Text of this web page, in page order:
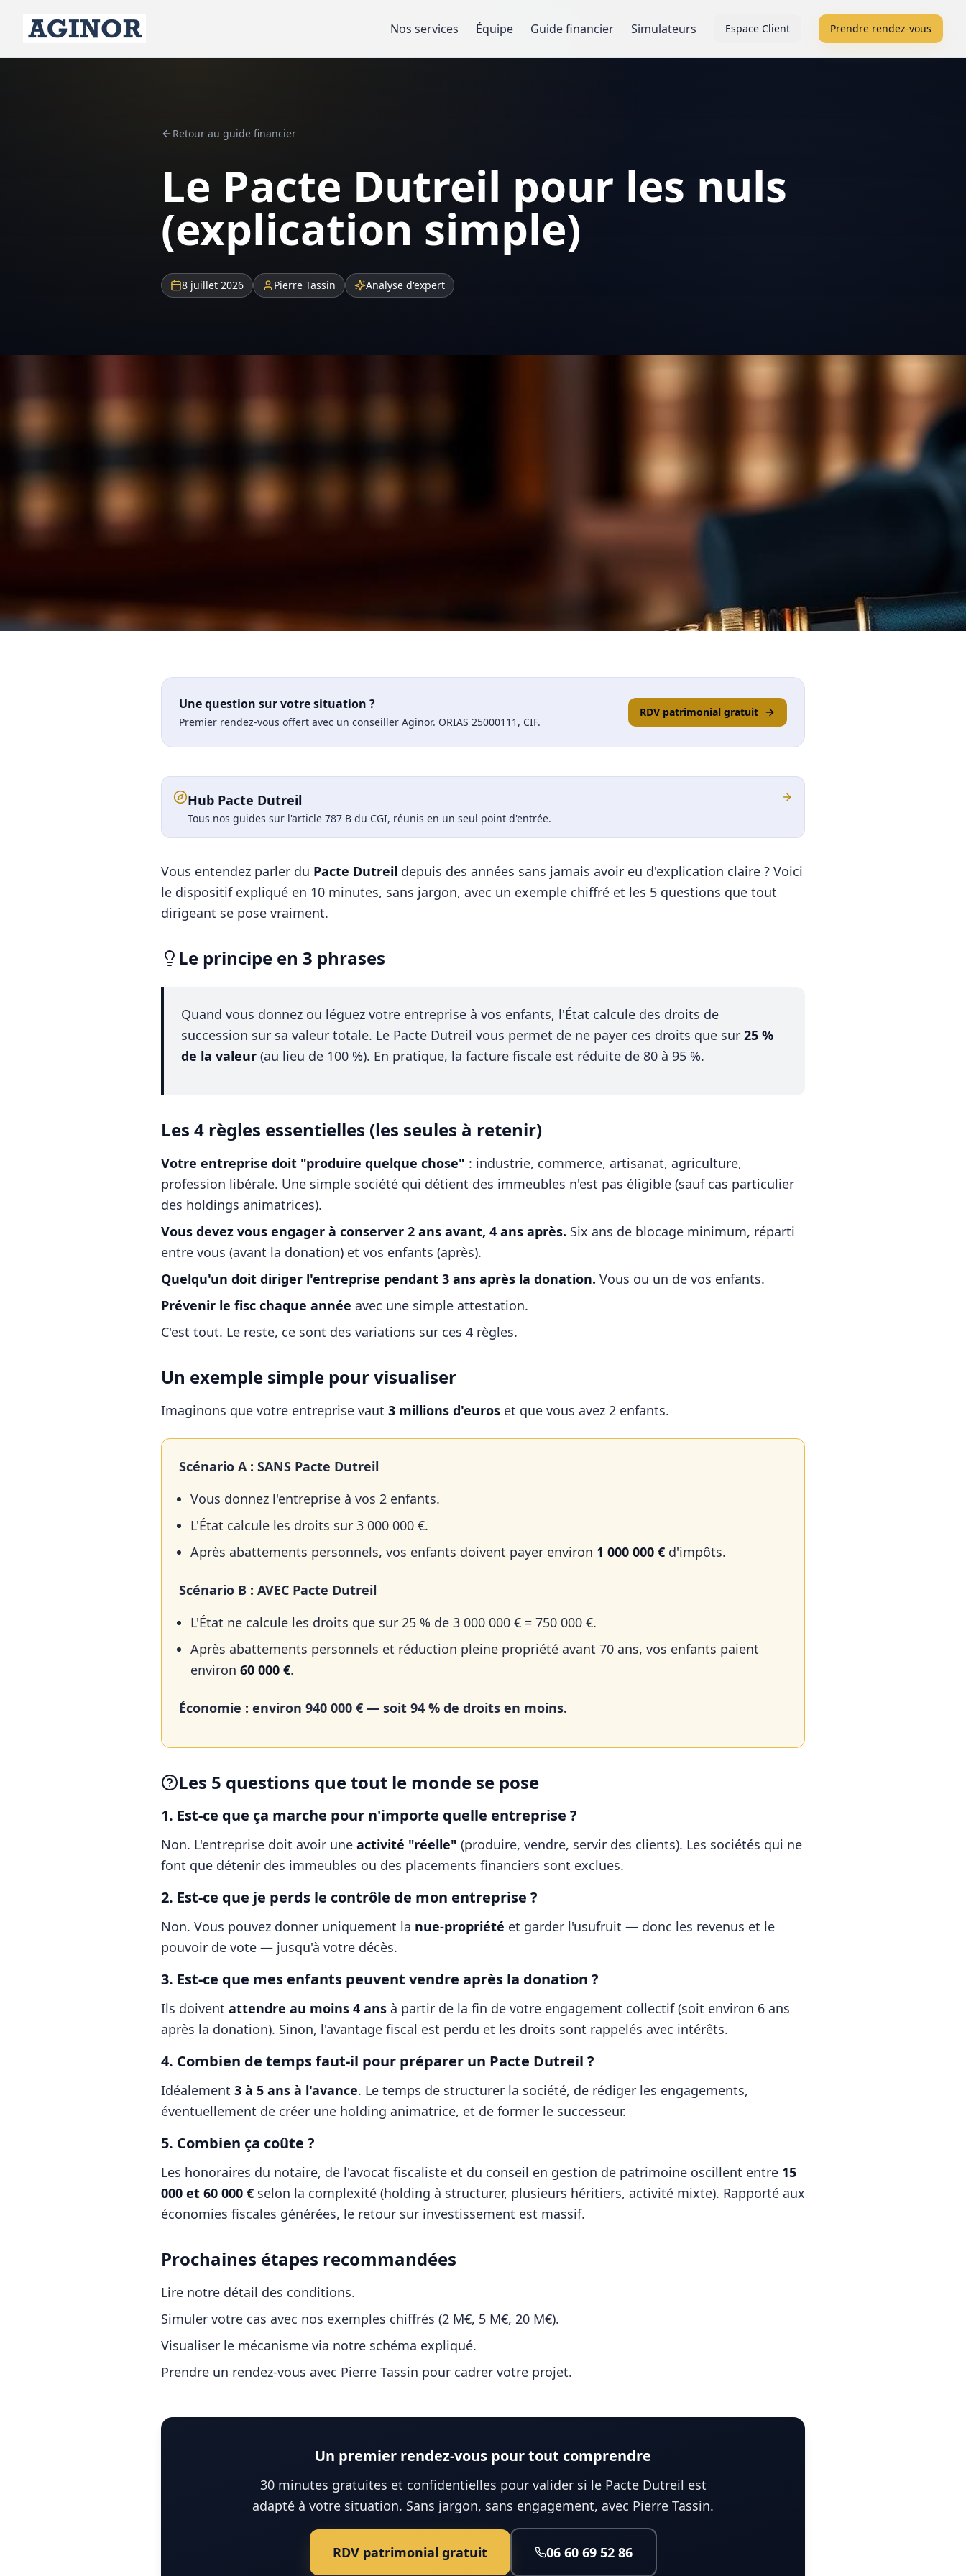
Nos services Équipe Guide financier Simulateurs Espace Client Prendre rendez-vous
Retour au guide financier
Le Pacte Dutreil pour les nuls
(explication simple)
8 juillet 2026 Pierre Tassin Analyse d'expert
Une question sur votre situation ?
Premier rendez-vous offert avec un conseiller Aginor. ORIAS 25000111, CIF.
RDV patrimonial gratuit
Hub Pacte Dutreil
Tous nos guides sur l'article 787 B du CGI, réunis en un seul point d'entrée.
Vous entendez parler du Pacte Dutreil depuis des années sans jamais avoir eu d'explication claire ? Voici
le dispositif expliqué en 10 minutes, sans jargon, avec un exemple chiffré et les 5 questions que tout
dirigeant se pose vraiment.
Le principe en 3 phrases
Quand vous donnez ou léguez votre entreprise à vos enfants, l'État calcule des droits de
succession sur sa valeur totale. Le Pacte Dutreil vous permet de ne payer ces droits que sur 25 %
de la valeur (au lieu de 100 %). En pratique, la facture fiscale est réduite de 80 à 95 %.
Les 4 règles essentielles (les seules à retenir)
Votre entreprise doit "produire quelque chose" : industrie, commerce, artisanat, agriculture,
profession libérale. Une simple société qui détient des immeubles n'est pas éligible (sauf cas particulier
des holdings animatrices).
Vous devez vous engager à conserver 2 ans avant, 4 ans après. Six ans de blocage minimum, réparti
entre vous (avant la donation) et vos enfants (après).
Quelqu'un doit diriger l'entreprise pendant 3 ans après la donation. Vous ou un de vos enfants.
Prévenir le fisc chaque année avec une simple attestation.
C'est tout. Le reste, ce sont des variations sur ces 4 règles.
Un exemple simple pour visualiser
Imaginons que votre entreprise vaut 3 millions d'euros et que vous avez 2 enfants.
Scénario A : SANS Pacte Dutreil
Vous donnez l'entreprise à vos 2 enfants.
L'État calcule les droits sur 3 000 000 €.
Après abattements personnels, vos enfants doivent payer environ 1 000 000 € d'impôts.
Scénario B : AVEC Pacte Dutreil
L'État ne calcule les droits que sur 25 % de 3 000 000 € = 750 000 €.
Après abattements personnels et réduction pleine propriété avant 70 ans, vos enfants paient
environ 60 000 €.
Économie : environ 940 000 € — soit 94 % de droits en moins.
Les 5 questions que tout le monde se pose
1. Est-ce que ça marche pour n'importe quelle entreprise ?
Non. L'entreprise doit avoir une activité "réelle" (produire, vendre, servir des clients). Les sociétés qui ne
font que détenir des immeubles ou des placements financiers sont exclues.
2. Est-ce que je perds le contrôle de mon entreprise ?
Non. Vous pouvez donner uniquement la nue-propriété et garder l'usufruit — donc les revenus et le
pouvoir de vote — jusqu'à votre décès.
3. Est-ce que mes enfants peuvent vendre après la donation ?
Ils doivent attendre au moins 4 ans à partir de la fin de votre engagement collectif (soit environ 6 ans
après la donation). Sinon, l'avantage fiscal est perdu et les droits sont rappelés avec intérêts.
4. Combien de temps faut-il pour préparer un Pacte Dutreil ?
Idéalement 3 à 5 ans à l'avance. Le temps de structurer la société, de rédiger les engagements,
éventuellement de créer une holding animatrice, et de former le successeur.
5. Combien ça coûte ?
Les honoraires du notaire, de l'avocat fiscaliste et du conseil en gestion de patrimoine oscillent entre 15
000 et 60 000 € selon la complexité (holding à structurer, plusieurs héritiers, activité mixte). Rapporté aux
économies fiscales générées, le retour sur investissement est massif.
Prochaines étapes recommandées
Lire notre détail des conditions.
Simuler votre cas avec nos exemples chiffrés (2 M€, 5 M€, 20 M€).
Visualiser le mécanisme via notre schéma expliqué.
Prendre un rendez-vous avec Pierre Tassin pour cadrer votre projet.
Un premier rendez-vous pour tout comprendre
30 minutes gratuites et confidentielles pour valider si le Pacte Dutreil est
adapté à votre situation. Sans jargon, sans engagement, avec Pierre Tassin.
RDV patrimonial gratuit 06 60 69 52 86